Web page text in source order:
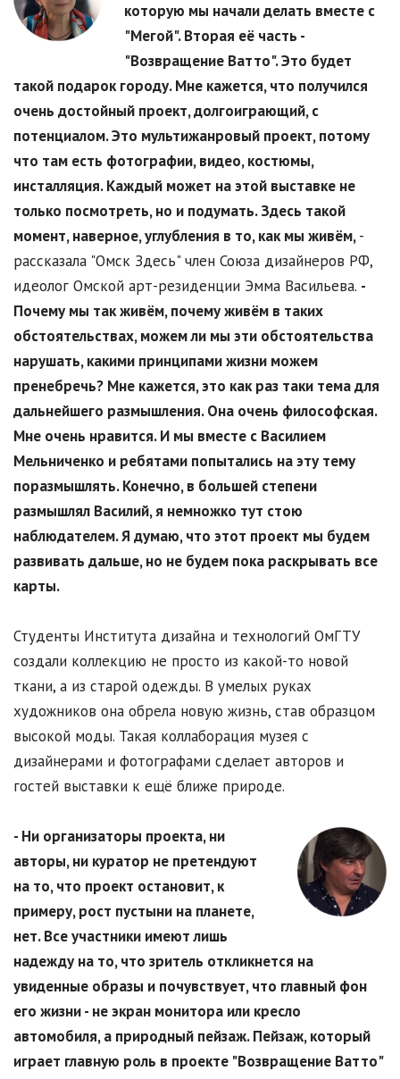
которую мы начали делать вместе с
"Мегой". Вторая её часть -
"Возвращение Ватто". Это будет
такой подарок городу. Мне кажется, что получился
очень достойный проект, долгоиграющий, с
потенциалом. Это мультижанровый проект, потому
что там есть фотографии, видео, костюмы,
инсталляция. Каждый может на этой выставке не
только посмотреть, но и подумать. Здесь такой
момент, наверное, углубления в то, как мы живём,-
рассказала "Омск Здесь" член Союза дизайнеров РФ,
идеолог Омской арт-резиденции Эмма Васильева. -
Почему мы так живём, почему живём в таких
обстоятельствах, можем ли мы эти обстоятельства
нарушать, какими принципами жизни можем
пренебречь? Мне кажется, это как раз таки тема для
дальнейшего размышления. Она очень философская.
Мне очень нравится. И мы вместе с Василием
Мельниченко и ребятами попытались на эту тему
поразмышлять. Конечно, в большей степени
размышлял Василий, я немножко тут стою
наблюдателем. Я думаю, что этот проект мы будем
развивать дальше, но не будем пока раскрывать все
карты.
Студенты Института дизайна и технологий ОмГТУ
создали коллекцию не просто из какой-то новой
ткани, а из старой одежды. В умелых руках
художников она обрела новую жизнь, став образцом
высокой моды. Такая коллаборация музея с
дизайнерами и фотографами сделает авторов и
гостей выставки к ещё ближе природе.
- Ни организаторы проекта, ни
авторы, ни куратор не претендуют
на то, что проект остановит, к
примеру, рост пустыни на планете,
нет. Все участники имеют лишь
надежду на то, что зритель откликнется на
увиденные образы и почувствует, что главный фон
его жизни - не экран монитора или кресло
автомобиля, а природный пейзаж. Пейзаж, который
играет главную роль в проекте "Возвращение Ватто"